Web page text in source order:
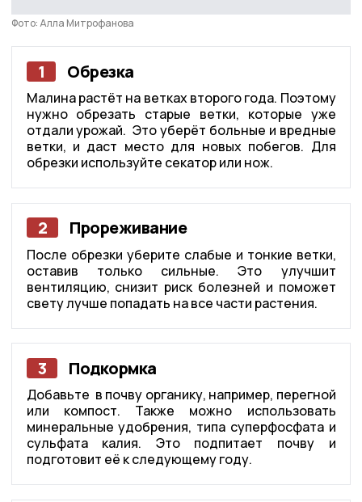
Фото: Алла Митрофанова
1 Обрезка
Малина растёт на ветках второго года. Поэтому
нужно обрезать старые ветки, которые уже
отдали урожай. Это уберёт больные и вредные
ветки, и даст место для новых побегов. Для
обрезки используйте секатор или нож.
2 Прореживание
После обрезки уберите слабые и тонкие ветки,
оставив только сильные. Это улучшит
вентиляцию, снизит риск болезней и поможет
свету лучше попадать на все части растения.
3 Подкормка
Добавьте в почву органику, например, перегной
или компост. Также можно использовать
минеральные удобрения, типа суперфосфата и
сульфата калия. Это подпитает почву и
подготовит её к следующему году.